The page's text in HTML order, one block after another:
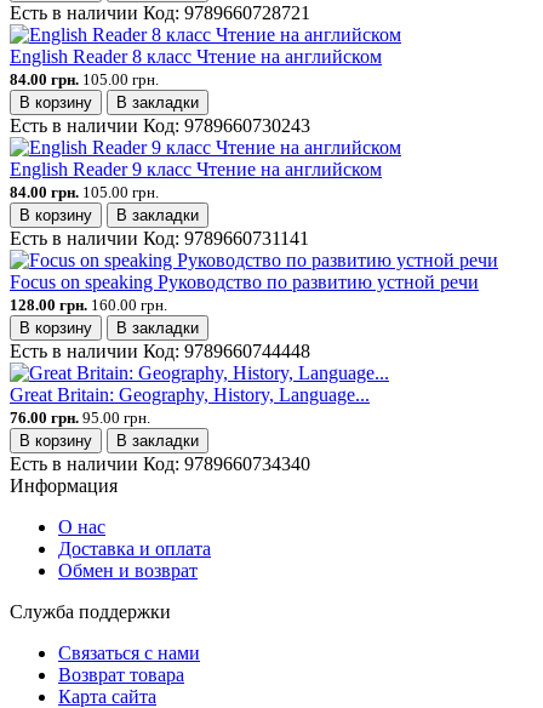
Есть в наличии Код: 9789660728721
English Reader 8 класс Чтение на английском
84.00 грн. 105.00 грн.
В корзину
В закладки
Есть в наличии Код: 9789660730243
English Reader 9 класс Чтение на английском
84.00 грн. 105.00 грн.
В корзину
В закладки
Есть в наличии Код: 9789660731141
Focus on speaking Руководство по развитию устной речи
128.00 грн. 160.00 грн.
В корзину
В закладки
Есть в наличии Код: 9789660744448
Great Britain: Geography, History, Language...
76.00 грн. 95.00 грн.
В корзину
В закладки
Есть в наличии Код: 9789660734340
Информация
О нас
Доставка и оплата
Обмен и возврат
Служба поддержки
Связаться с нами
Возврат товара
Карта сайта